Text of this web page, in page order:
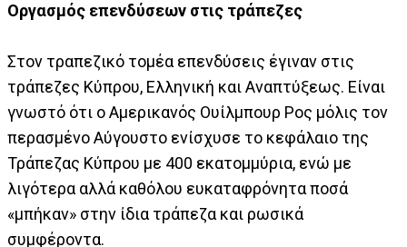
Οργασμός επενδύσεων στις τράπεζες
Στον τραπεζικό τομέα επενδύσεις έγιναν στις
τράπεζες Κύπρου, Ελληνική και Αναπτύξεως. Είναι
γνωστό ότι ο Αμερικανός Ουίλμπουρ Ρος μόλις τον
περασμένο Αύγουστο ενίσχυσε το κεφάλαιο της
Τράπεζας Κύπρου με 400 εκατομμύρια, ενώ με
λιγότερα αλλά καθόλου ευκαταφρόνητα ποσά
«μπήκαν» στην ίδια τράπεζα και ρωσικά
συμφέροντα.